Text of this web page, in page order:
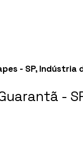
- SP, Indústria
-